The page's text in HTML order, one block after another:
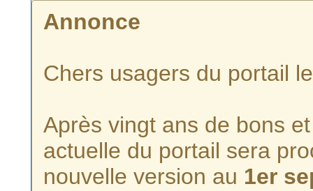
Annonce
Chers usagers du portail
Après vingt ans de bons
actuelle du portail sera
nouvelle version au 1er